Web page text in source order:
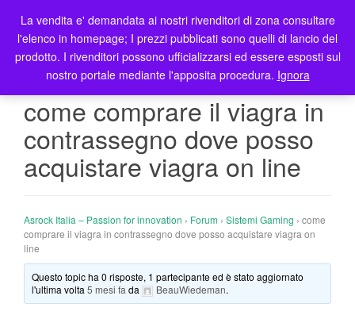
T
o
g
l
come comprare il viagra in
contrassegno dove posso
acquistare viagra on line
Asrock Italia – Passion for innovation › Forum › Sistemi Gaming › come
comprare il viagra in contrassegno dove posso acquistare viagra on
line
Questo topic ha 0 risposte, 1 partecipante ed è stato aggiornato
l'ultima volta5 mesi fa da BeauWiedeman.
La vendita e' demandata ai nostri rivenditori di zona consultare
l'elenco in homepage; I prezzi pubblicati sono quelli di lancio del
prodotto. I rivenditori possono ufficializzarsi ed essere esposti sul
nostro portale mediante l'apposita procedura. Ignora